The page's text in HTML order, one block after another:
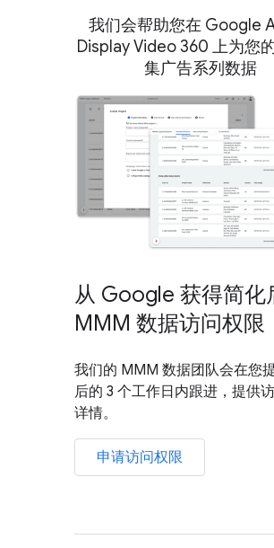
我们会帮助您在 Google
Display Video 360 上为您
集广告系列数据
从 Google 获得简化
MMM 数据访问权限
我们的 MMM 数据团队会在您
后的 3 个工作日内跟进，提供
详情。
申请访问权限